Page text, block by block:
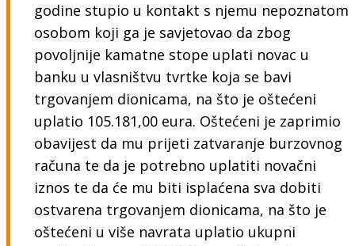
godine stupio u kontakt s njemu nepoznatom
osobom koji ga je savjetovao da zbog
povoljnije kamatne stope uplati novac u
banku u vlasništvu tvrtke koja se bavi
trgovanjem dionicama, na što je oštećeni
uplatio 105.181,00 eura. Oštećeni je zaprimio
obavijest da mu prijeti zatvaranje burzovnog
računa te da je potrebno uplatiti novačni
iznos te da će mu biti isplaćena sva dobiti
ostvarena trgovanjem dionicama, na što je
oštećeni u više navrata uplatio ukupni